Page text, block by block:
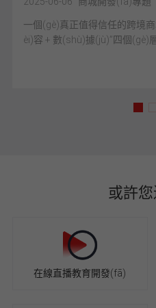
一個(gè)真正值得信任的跨境
èi)容 + 數(shù)據(jù)”四個(gè)
幫你放大、讓搜索幫你
或許
在線直播教育開發(fā)